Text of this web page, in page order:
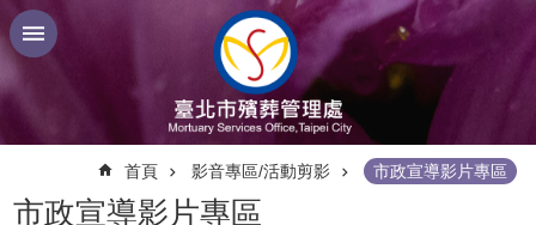
跳到主要內容區塊
首頁 影音專區/活動剪影 市政宣導影片專區
市政宣導影片專區